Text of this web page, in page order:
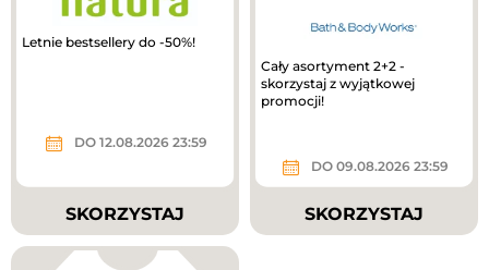
Letnie bestsellery do -50%!
DO 12.08.2026 23:59
SKORZYSTAJ
Cały asortyment 2+2 -
skorzystaj z wyjątkowej
promocji!
DO 09.08.2026 23:59
SKORZYSTAJ